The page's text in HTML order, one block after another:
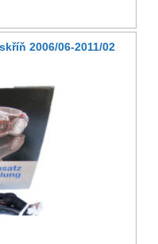
2006/06-2011/02